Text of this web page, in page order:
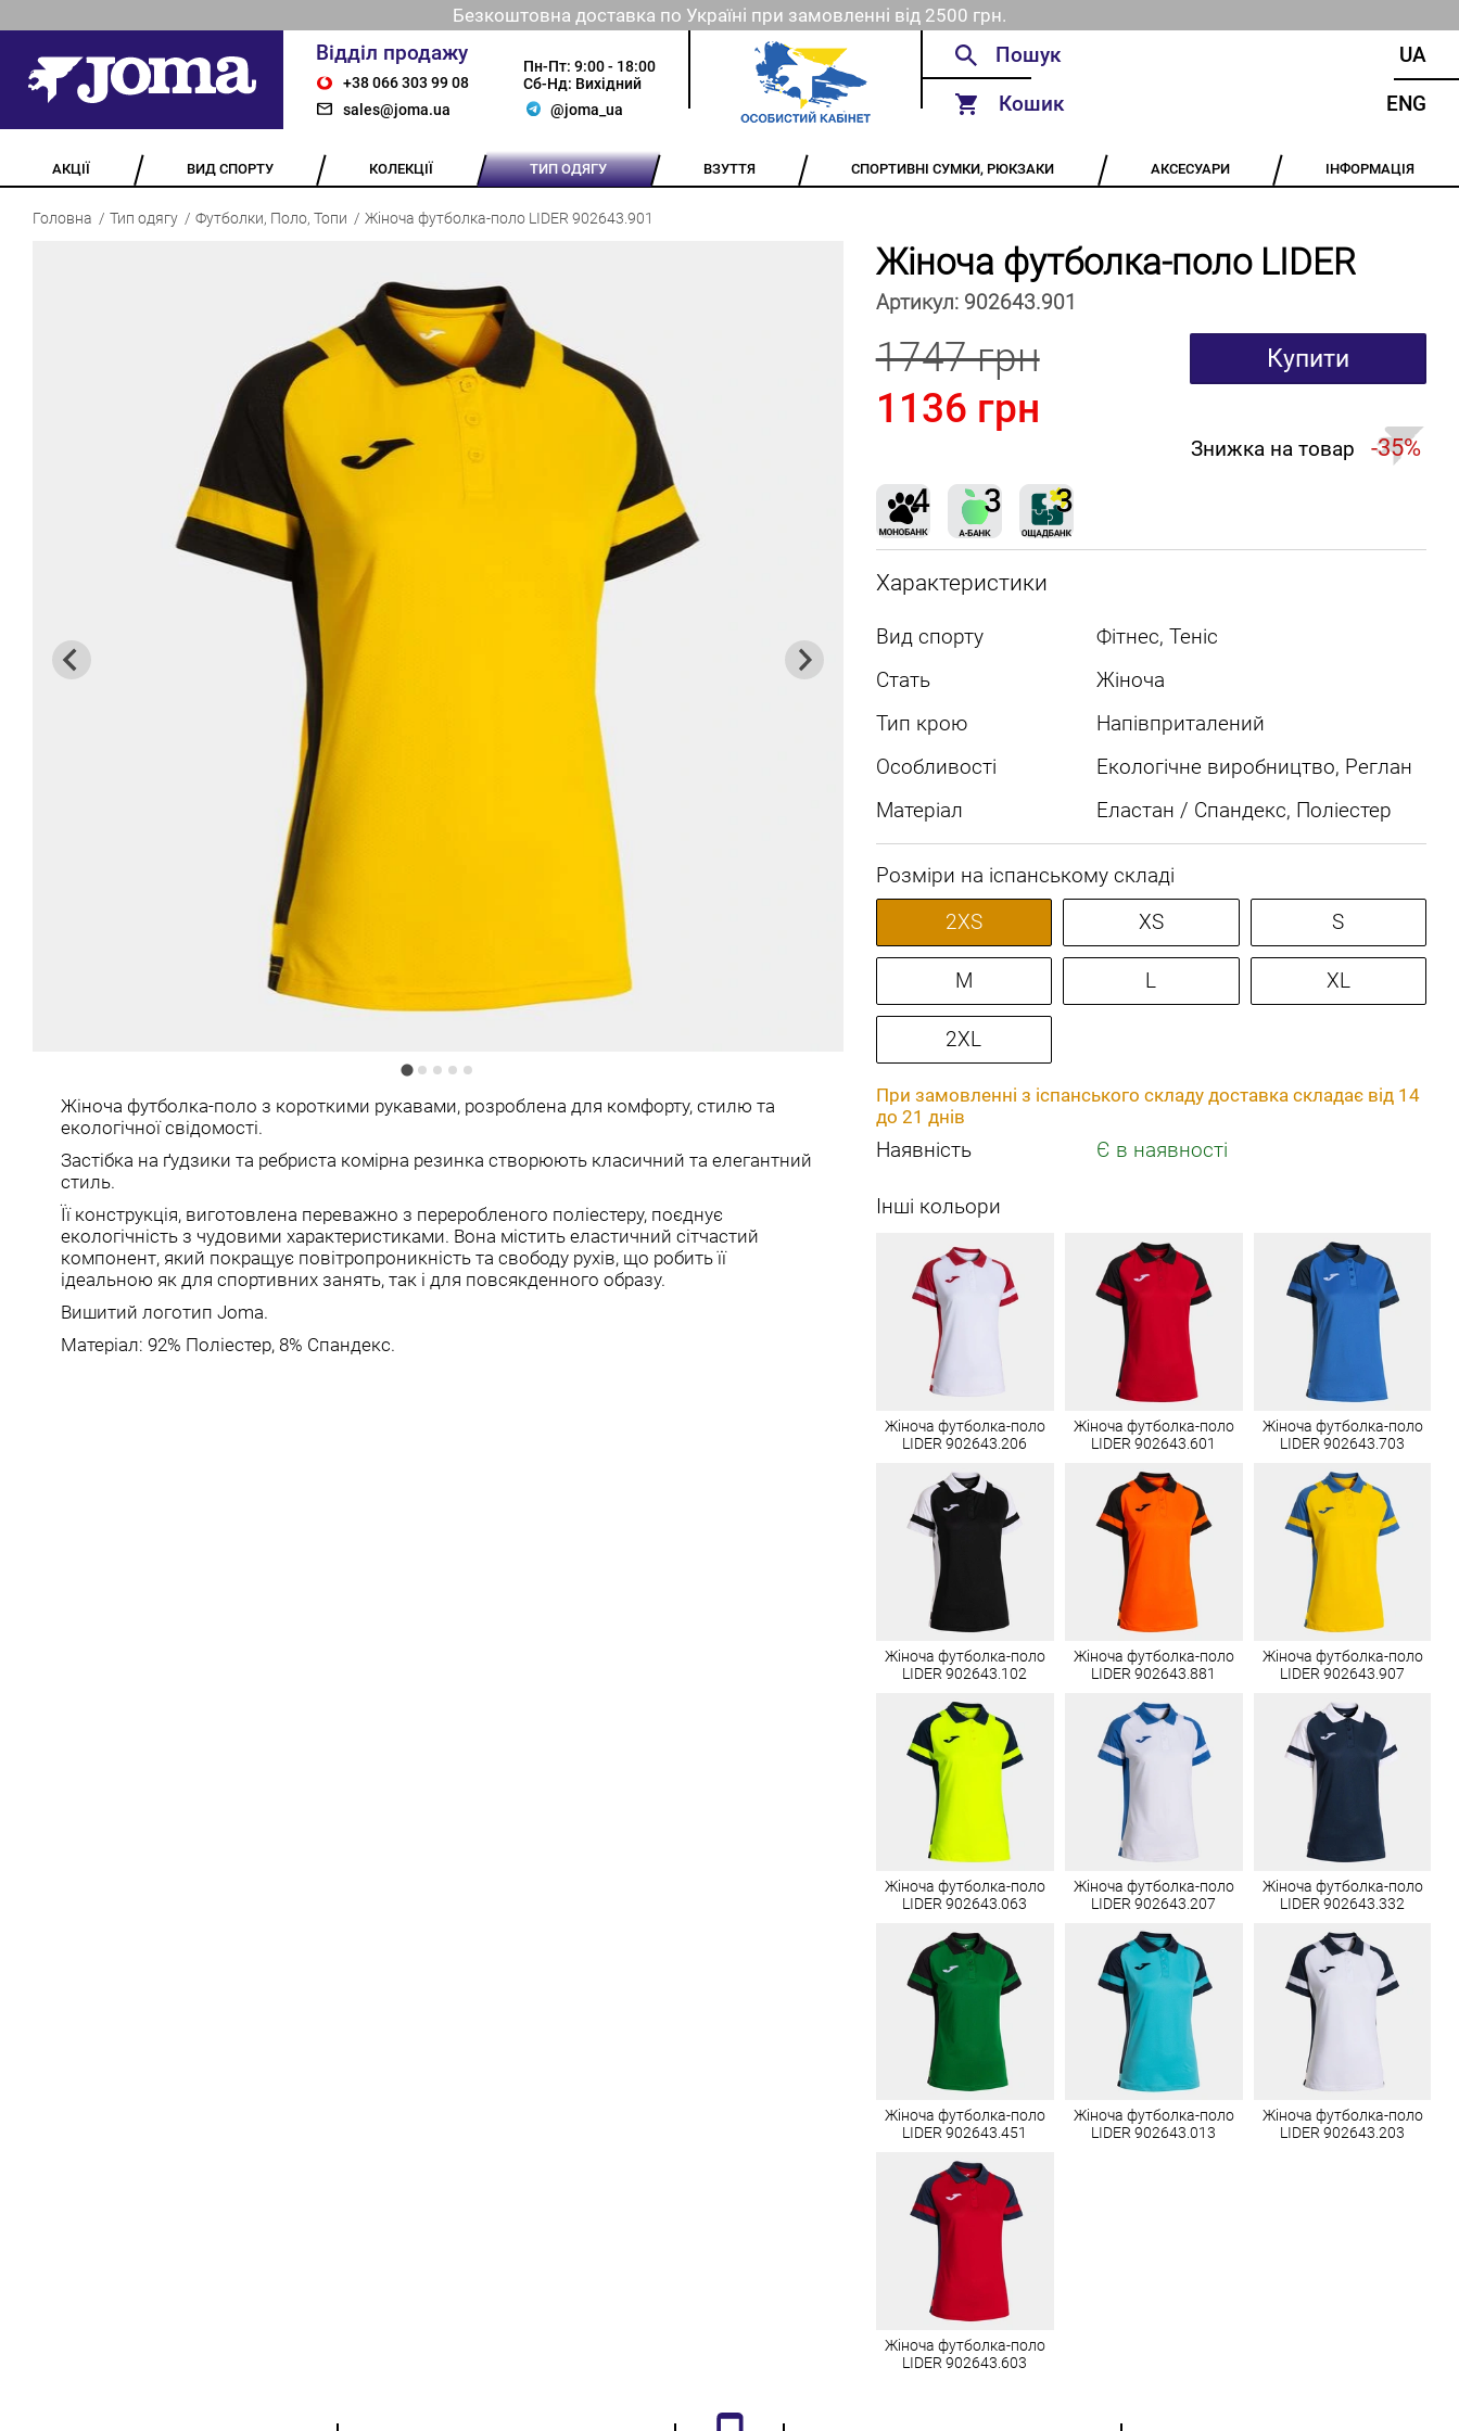
Безкоштовна доставка по Україні при замовленні від 2500 грн.
Відділ продажу
+38 066 303 99 08
sales@joma.ua
Пн-Пт: 9:00 - 18:00
Сб-Нд: Вихідний
@joma_ua
Кошик
UA
ENG
АКЦІЇ ВИД СПОРТУ КОЛЕКЦІЇ ТИП ОДЯГУ ВЗУТТЯ СПОРТИВНІ СУМКИ, РЮКЗАКИ АКСЕСУАРИ ІНФОРМАЦІЯ
Головна Тип одягу Футболки, Поло, Топи Жіноча футболка-поло LIDER 902643.901
Жіноча футболка-поло з короткими рукавами, розроблена для комфорту, стилю та
екологічної свідомості.
Застібка на ґудзики та ребриста комірна резинка створюють класичний та елегантний
стиль.
Її конструкція, виготовлена ​​переважно з переробленого поліестеру, поєднує
екологічність з чудовими характеристиками. Вона містить еластичний сітчастий
компонент, який покращує повітропроникність та свободу рухів, що робить її
ідеальною як для спортивних занять, так і для повсякденного образу.
Вишитий логотип Joma.
Матеріал: 92% Поліестер, 8% Спандекс.
Жіноча футболка-поло LIDER
Артикул: 902643.901
1747 грн
1136 грн
Купити
Знижка на товар -35%
Характеристики
Вид спорту
Фітнес, Теніс
Стать
Жіноча
Тип крою
Напівприталений
Особливості
Екологічне виробництво, Реглан
Матеріал
Еластан / Спандекс, Поліестер
Розміри на іспанському складі
2XS
XS S
M L XL
2XL
При замовленні з іспанського складу доставка складає від 14
до 21 днів
Наявність Є в наявності
Інші кольори
Жіноча футболка-поло
LIDER 902643.206
Жіноча футболка-поло
LIDER 902643.601
Жіноча футболка-поло
LIDER 902643.703
Жіноча футболка-поло
LIDER 902643.102
Жіноча футболка-поло
LIDER 902643.881
Жіноча футболка-поло
LIDER 902643.907
Жіноча футболка-поло
LIDER 902643.063
Жіноча футболка-поло
LIDER 902643.207
Жіноча футболка-поло
LIDER 902643.332
Жіноча футболка-поло
LIDER 902643.451
Жіноча футболка-поло
LIDER 902643.013
Жіноча футболка-поло
LIDER 902643.203
Жіноча футболка-поло
LIDER 902643.603